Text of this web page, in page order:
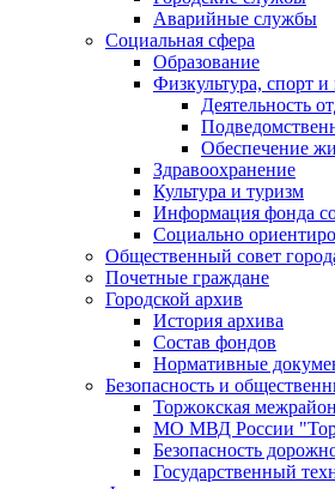
Аварийные службы
Социальная сфера
Образование
Физкультура, спорт
Деятельность
Обеспечение
Здравоохранение
Культура и туризм
Информация фонда
Социально
Общественный совет
Почетные граждане
Городской архив
История архива
Состав фондов
Нормативные
Безопасность и
Торжокская
МО МВД России
Безопасность
Государственный